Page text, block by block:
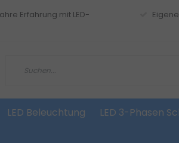
Erfahrung mit LED-
LED Beleuchtung LED 3-Phasen